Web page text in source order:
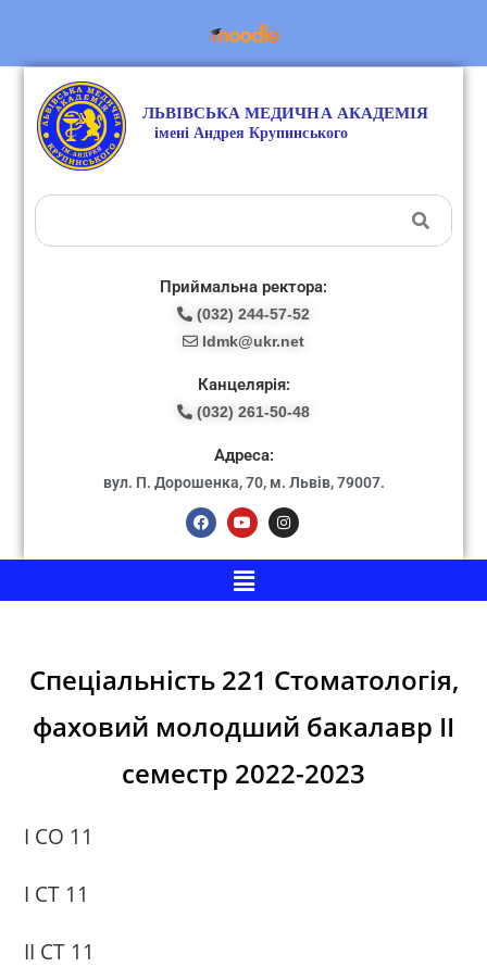
Приймальна ректора:
(032) 244-57-52
ldmk@ukr.net
Канцелярія:
(032) 261-50-48
Адреса:
вул. П. Дорошенка, 70, м. Львів, 79007.
Спеціальність 221 Стоматологія,
фаховий молодший бакалавр ІІ
семестр 2022-2023
I СО 11
I СТ 11
II СТ 11